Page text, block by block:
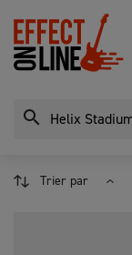
search
Trier par